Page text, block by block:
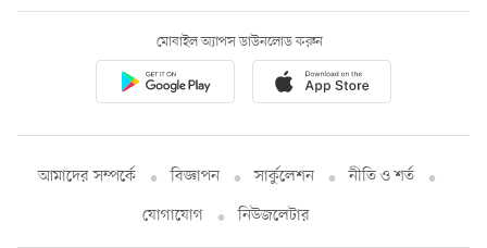
মোবাইল অ্যাপস ডাউনলোড করুন
আমাদের সম্পর্কে বিজ্ঞাপন সার্কুলেশন
নীতি ও শর্ত
যোগাযোগ
নিউজলেটার